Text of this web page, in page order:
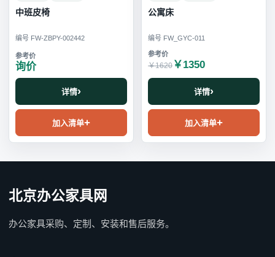
中班皮椅
编号 FW-ZBPY-002442
询价
详情
加入清单
公寓床
编号 FW_GYC-011
￥1620 ￥1350
详情
加入清单
北京办公家具网
办公家具采购、定制、安装和售后服务。